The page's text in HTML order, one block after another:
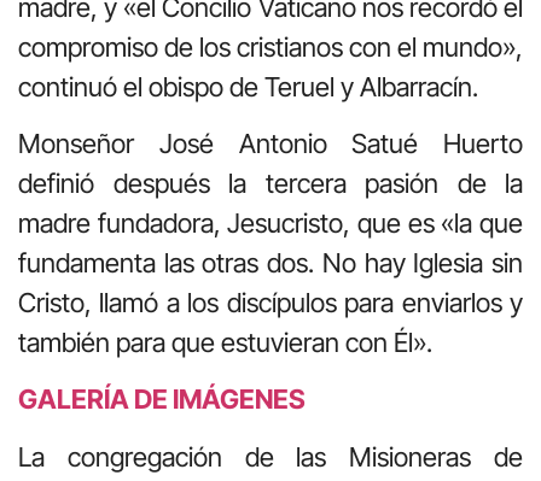
madre, y «el Concilio Vaticano nos recordó el
compromiso de los cristianos con el mundo»,
continuó el obispo de Teruel y Albarracín.
Monseñor José Antonio Satué Huerto
definió después la tercera pasión de la
madre fundadora, Jesucristo, que es «la que
fundamenta las otras dos. No hay Iglesia sin
Cristo, llamó a los discípulos para enviarlos y
también para que estuvieran con Él».
GALERÍA DE IMÁGENES
La congregación de las Misioneras de